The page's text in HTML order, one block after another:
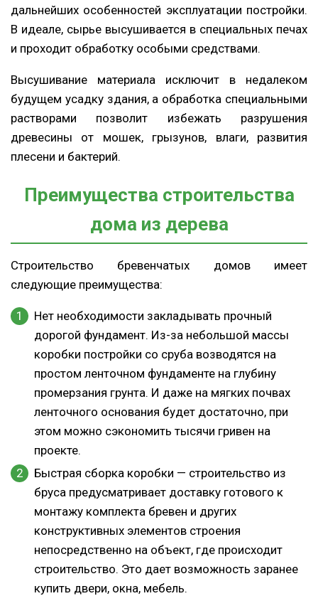
дальнейших особенностей эксплуатации постройки.
В идеале, сырье высушивается в специальных печах
и проходит обработку особыми средствами.
Высушивание материала исключит в недалеком
будущем усадку здания, а обработка специальными
растворами позволит избежать разрушения
древесины от мошек, грызунов, влаги, развития
плесени и бактерий.
Преимущества строительства
дома из дерева
Строительство бревенчатых домов имеет
следующие преимущества:
Нет необходимости закладывать прочный
дорогой фундамент. Из-за небольшой массы
коробки постройки со сруба возводятся на
простом ленточном фундаменте на глубину
промерзания грунта. И даже на мягких почвах
ленточного основания будет достаточно, при
этом можно сэкономить тысячи гривен на
проекте.
Быстрая сборка коробки — строительство из
бруса предусматривает доставку готового к
монтажу комплекта бревен и других
конструктивных элементов строения
непосредственно на объект, где происходит
строительство. Это дает возможность заранее
купить двери, окна, мебель.